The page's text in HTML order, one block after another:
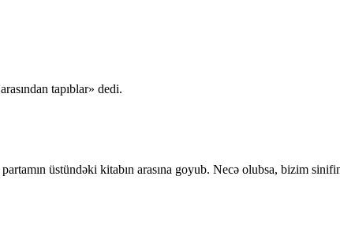
tapıblar» dedi.
üstündəki kitabın arasına goyub. Necə olubsa, bizim